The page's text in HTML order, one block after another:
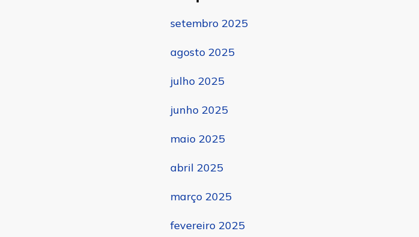
setembro 2025
agosto 2025
julho 2025
junho 2025
maio 2025
abril 2025
março 2025
fevereiro 2025